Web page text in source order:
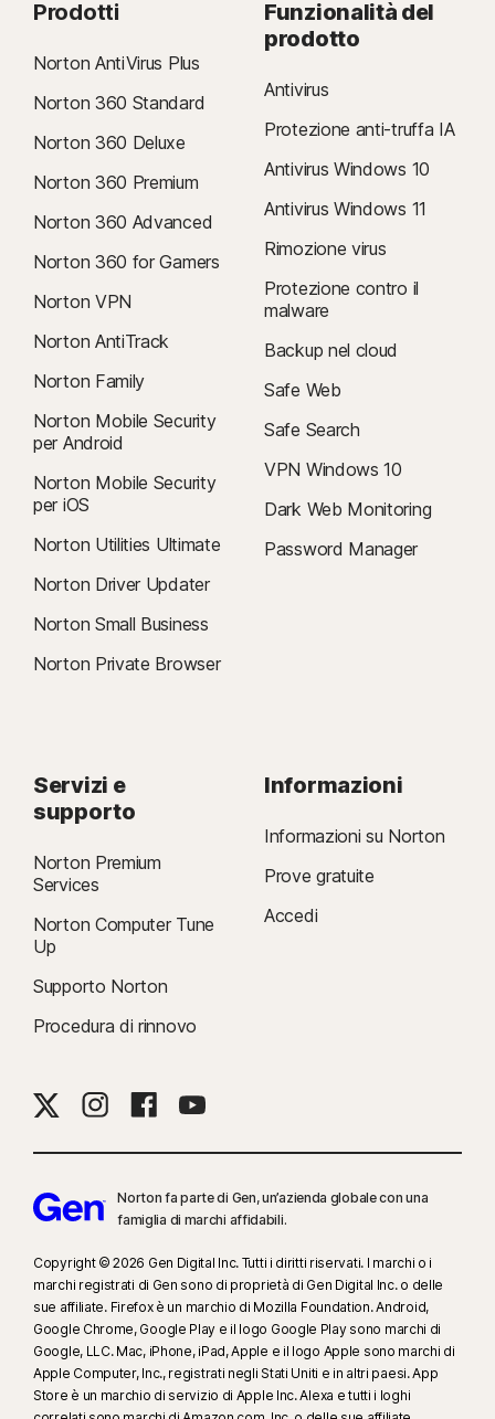
Prodotti
Norton AntiVirus Plus
Norton 360 Standard
Norton 360 Deluxe
Norton 360 Premium
Norton 360 Advanced
Norton 360 for Gamers
Norton VPN
Norton AntiTrack
Norton Family
Norton Mobile Security
per Android
Norton Mobile Security
per iOS
Norton Utilities Ultimate
Norton Driver Updater
Norton Small Business
Norton Private Browser
Funzionalità del
prodotto
Antivirus
Protezione anti-truffa IA
Antivirus Windows 10
Antivirus Windows 11
Rimozione virus
Protezione contro il
malware
Backup nel cloud
Safe Web
Safe Search
VPN Windows 10
Dark Web Monitoring
Password Manager
Servizi e
supporto
Norton Premium
Services
Norton Computer Tune
Up
Supporto Norton
Procedura di rinnovo
Informazioni
Informazioni su Norton
Prove gratuite
Accedi
Norton fa parte di Gen, un’azienda globale con una
famiglia di marchi affidabili.
Copyright © 2026 Gen Digital Inc. Tutti i diritti riservati. I marchi o i
marchi registrati di Gen sono di proprietà di Gen Digital Inc. o delle
sue affiliate. Firefox è un marchio di Mozilla Foundation. Android,
Google Chrome, Google Play e il logo Google Play sono marchi di
Google, LLC. Mac, iPhone, iPad, Apple e il logo Apple sono marchi di
Apple Computer, Inc., registrati negli Stati Uniti e in altri paesi. App
Store è un marchio di servizio di Apple Inc. Alexa e tutti i loghi